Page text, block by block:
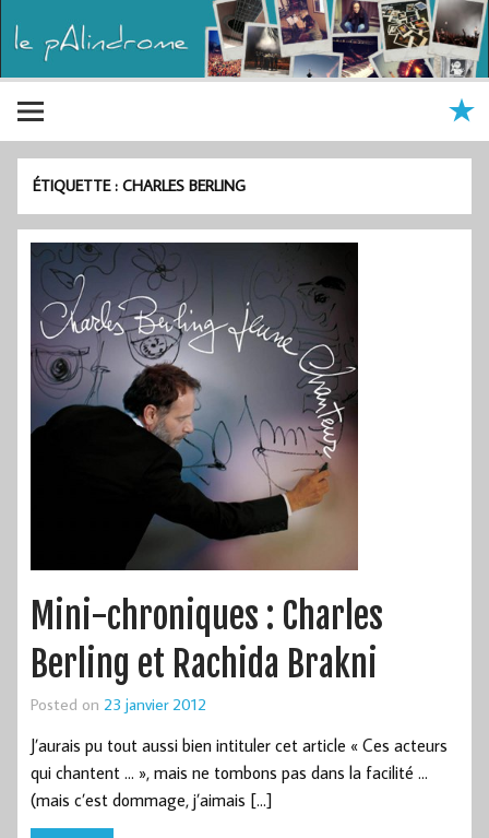
ÉTIQUETTE :CHARLES BERLING
Mini-chroniques : Charles
Berling et Rachida Brakni
Posted on 23 janvier 2012
J’aurais pu tout aussi bien intituler cet article « Ces acteurs
qui chantent … », mais ne tombons pas dans la facilité …
(mais c’est dommage, j’aimais […]